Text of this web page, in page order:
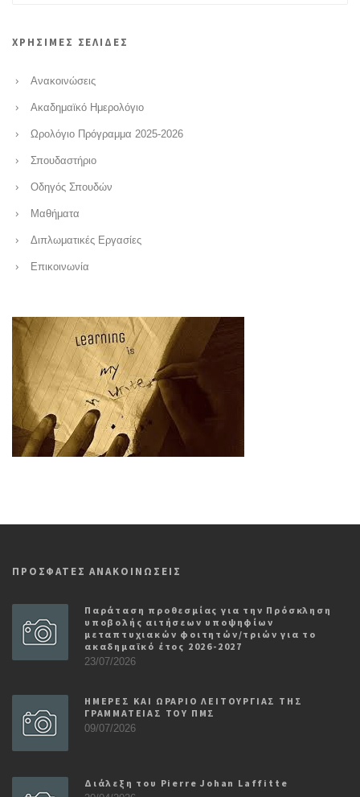
ΧΡΗΣΙΜΕΣ ΣΕΛΙΔΕΣ
Ανακοινώσεις
Ακαδημαϊκό Ημερολόγιο
Ωρολόγιο Πρόγραμμα 2025-2026
Σπουδαστήριο
Οδηγός Σπουδών
Μαθήματα
Διπλωματικές Εργασίες
Επικοινωνία
ΠΡΟΣΦΑΤΕΣ ΑΝΑΚΟΙΝΩΣΕΙΣ
Παράταση προθεσμίας για την Πρόσκληση
υποβολής αιτήσεων υποψηφίων
μεταπτυχιακών φοιτητών/τριών για το
ακαδημαϊκό έτος 2026-2027
23/07/2026
ΗΜΕΡΕΣ ΚΑΙ ΩΡΑΡΙΟ ΛΕΙΤΟΥΡΓΙΑΣ ΤΗΣ
ΓΡΑΜΜΑΤΕΙΑΣ ΤΟΥ ΠΜΣ
09/07/2026
Διάλεξη του Pierre Johan Laffitte